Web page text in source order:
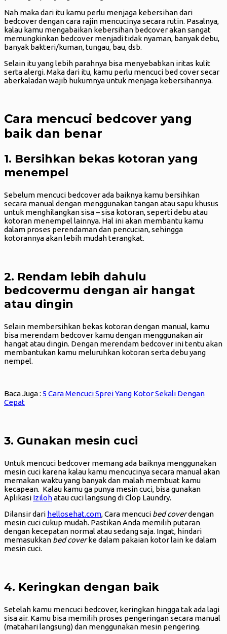
Nah maka dari itu kamu perlu menjaga kebersihan dari
bedcover dengan cara rajin mencucinya secara rutin. Pasalnya,
kalau kamu mengabaikan kebersihan bedcover akan sangat
memungkinkan bedcover menjadi tidak nyaman, banyak debu,
banyak bakteri/kuman, tungau, bau, dsb.
Selain itu yang lebih parahnya bisa menyebabkan iritas kulit
serta alergi. Maka dari itu, kamu perlu mencuci bed cover secar
aberkaladan wajib hukumnya untuk menjaga kebersihannya.
Cara mencuci bedcover yang
baik dan benar
1. Bersihkan bekas kotoran yang
menempel
Sebelum mencuci bedcover ada baiknya kamu bersihkan
secara manual dengan menggunakan tangan atau sapu khusus
untuk menghilangkan sisa – sisa kotoran, seperti debu atau
kotoran menempel lainnya. Hal ini akan membantu kamu
dalam proses perendaman dan pencucian, sehingga
kotorannya akan lebih mudah terangkat.
2. Rendam lebih dahulu
bedcovermu dengan air hangat
atau dingin
Selain membersihkan bekas kotoran dengan manual, kamu
bisa merendam bedcover kamu dengan menggunakan air
hangat atau dingin. Dengan merendam bedcover ini tentu akan
membantukan kamu meluruhkan kotoran serta debu yang
nempel.
Baca Juga : 5 Cara Mencuci Sprei Yang Kotor Sekali Dengan
Cepat
3. Gunakan mesin cuci
Untuk mencuci bedcover memang ada baiknya menggunakan
mesin cuci karena kalau kamu mencucinya secara manual akan
memakan waktu yang banyak dan malah membuat kamu
kecapean. Kalau kamu ga punya mesin cuci, bisa gunakan
Aplikasi Izilohatau cuci langsung di Clop Laundry.
Dilansir dari hellosehat.com, Cara mencuci bed coverdengan
mesin cuci cukup mudah. Pastikan Anda memilih putaran
dengan kecepatan normal atau sedang saja. Ingat, hindari
memasukkan bed coverke dalam pakaian kotor lain ke dalam
mesin cuci.
4. Keringkan dengan baik
Setelah kamu mencuci bedcover, keringkan hingga tak ada lagi
sisa air. Kamu bisa memilih proses pengeringan secara manual
(matahari langsung) dan menggunakan mesin pengering.